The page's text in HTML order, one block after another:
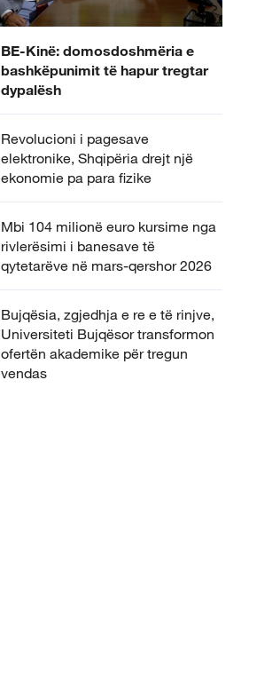
BE-Kinë: domosdoshmëria e
bashkëpunimit të hapur tregtar
dypalësh
Revolucioni i pagesave
elektronike, Shqipëria drejt një
ekonomie pa para fizike
Mbi 104 milionë euro kursime nga
rivlerësimi i banesave të
qytetarëve në mars-qershor 2026
Bujqësia, zgjedhja e re e të rinjve,
Universiteti Bujqësor transformon
ofertën akademike për tregun
vendas